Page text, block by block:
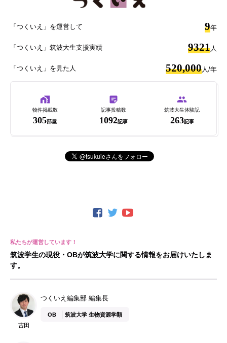
「つくいえ」を運営して 9年
「つくいえ」筑波大生支援実績 9321 人
「つくいえ」を見た人 520,000 人/年
物件掲載数
305部屋
記事投稿数
1092記事
筑波大生体験記
263記事
筑波学生の現役・OBが筑波大学に関する情報をお届けいたしま
す。
吉田
つくいえ編集部 編集長
OB 筑波大学 生物資源学類